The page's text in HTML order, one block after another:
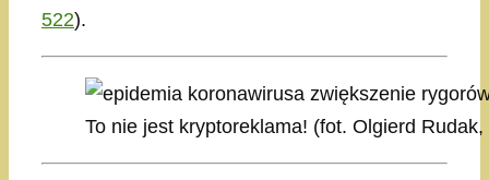
522).
To nie jest kryptoreklama! (fot. Olgierd Rudak,